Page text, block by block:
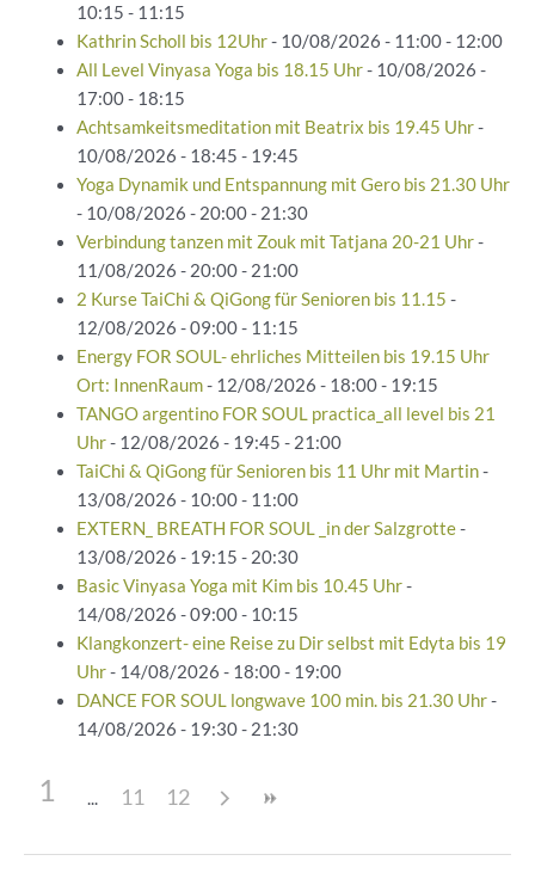
10:15 - 11:15
Kathrin Scholl bis 12Uhr- 10/08/2026 - 11:00 - 12:00
All Level Vinyasa Yoga bis 18.15 Uhr- 10/08/2026 -
17:00 - 18:15
Achtsamkeitsmeditation mit Beatrix bis 19.45 Uhr-
10/08/2026 - 18:45 - 19:45
Yoga Dynamik und Entspannung mit Gero bis 21.30 Uhr
- 10/08/2026 - 20:00 - 21:30
Verbindung tanzen mit Zouk mit Tatjana 20-21 Uhr-
11/08/2026 - 20:00 - 21:00
2 Kurse TaiChi & QiGong für Senioren bis 11.15 -
12/08/2026 - 09:00 - 11:15
Energy FOR SOUL- ehrliches Mitteilen bis 19.15 Uhr
Ort: InnenRaum- 12/08/2026 - 18:00 - 19:15
TANGO argentino FOR SOUL practica_all level bis 21
Uhr- 12/08/2026 - 19:45 - 21:00
TaiChi & QiGong für Senioren bis 11 Uhr mit Martin-
13/08/2026 - 10:00 - 11:00
EXTERN_ BREATH FOR SOUL _in der Salzgrotte-
13/08/2026 - 19:15 - 20:30
Basic Vinyasa Yoga mit Kim bis 10.45 Uhr-
14/08/2026 - 09:00 - 10:15
Klangkonzert- eine Reise zu Dir selbst mit Edyta bis 19
Uhr- 14/08/2026 - 18:00 - 19:00
DANCE FOR SOUL longwave 100 min. bis 21.30 Uhr-
14/08/2026 - 19:30 - 21:30
1 11 12